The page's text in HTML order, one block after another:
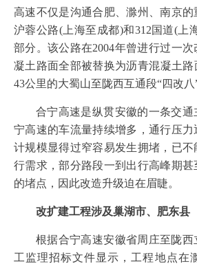
高速不仅是沟通合肥、滁州、南京
沪蓉公路(上海至成都)和312国道(上
部分。该公路在2004年曾进行过一
凝土路面全部被替换为沥青混凝土路
43公里的大蜀山至陇西互通段“四改八
合宁高速是纵贯安徽的一条交通
宁高速的车流量持续增多，通行压
计规模显得过窄容易发生拥堵，已不
行需求，部分路段一到出行高峰期甚
的堵点，因此改造升级迫在眉睫。
改扩建工程涉及巢湖市、肥东县
根据合宁高速安徽省周庄至陇
工监理招标文件显示，工程地点在